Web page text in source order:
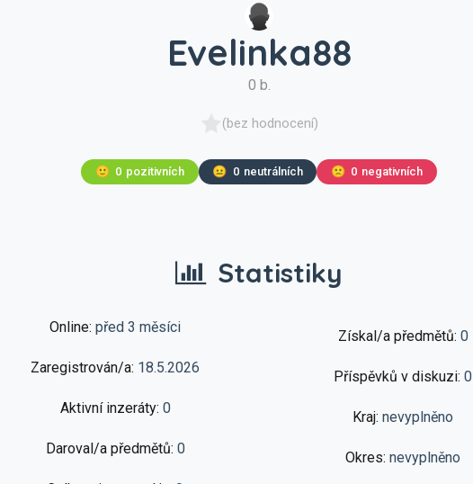
Evelinka88
0 b.
(bez hodnocení)
🙂 0 pozitivních 😐 0 neutrálních 🙁 0 negativních
Statistiky
Online: před 3 měsíci
Zaregistrován/a: 18.5.2026
Aktivní inzeráty: 0
Daroval/a předmětů: 0
Získal/a předmětů: 0
Příspěvků v diskuzi: 0
Kraj: nevyplněno
Okres: nevyplněno